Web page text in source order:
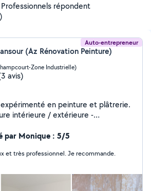
répondent
Auto-entrepreneur
(Az Rénovation Peinture)
Zone Industrielle)
avis)
en peinture et plâtrerie.
intérieure / extérieure -
- Bandes à joints - Lissage et
de sols (PVC, lino, parquet,
rapide et de qualité. Devis
contacter
par Monique : 5/5
et très professionnel. Je recommande.